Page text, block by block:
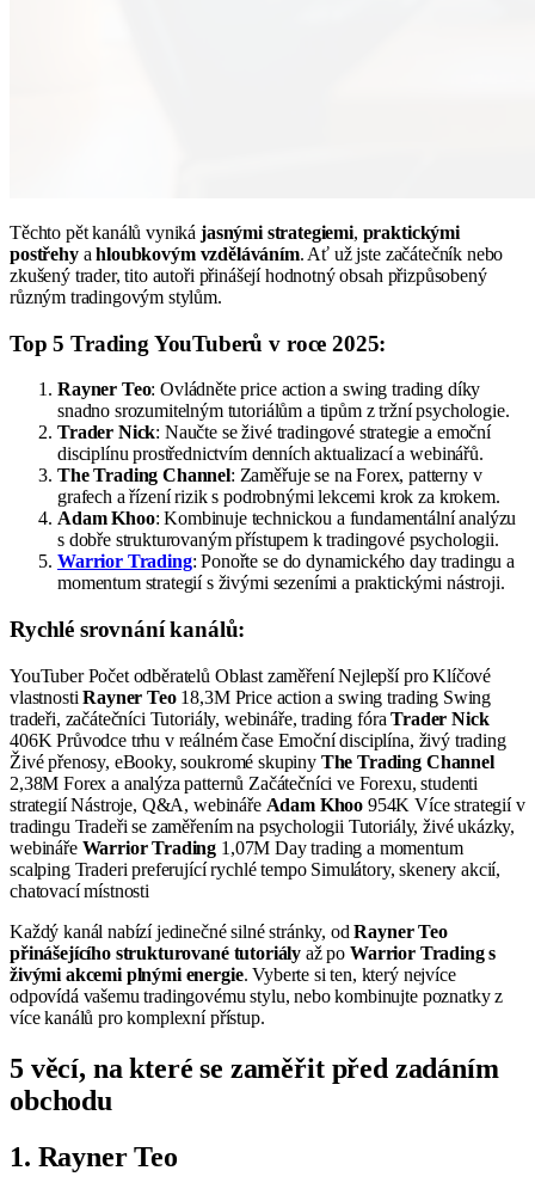
Těchto pět kanálů vyniká jasnými strategiemi, praktickými
postřehyahloubkovým vzděláváním. Ať už jste začátečník nebo
zkušený trader, tito autoři přinášejí hodnotný obsah přizpůsobený
různým tradingovým stylům.
Top 5 Trading YouTuberů v roce 2025:
Rayner Teo: Ovládněte price action a swing trading díky
snadno srozumitelným tutoriálům a tipům z tržní psychologie.
Trader Nick: Naučte se živé tradingové strategie a emoční
disciplínu prostřednictvím denních aktualizací a webinářů.
The Trading Channel: Zaměřuje se na Forex, patterny v
grafech a řízení rizik s podrobnými lekcemi krok za krokem.
Adam Khoo: Kombinuje technickou a fundamentální analýzu
s dobře strukturovaným přístupem k tradingové psychologii.
Warrior Trading: Ponořte se do dynamického day tradingu a
momentum strategií s živými sezeními a praktickými nástroji.
Rychlé srovnání kanálů:
YouTuber Počet odběratelů Oblast zaměření Nejlepší pro Klíčové
vlastnostiRayner Teo18,3M Price action a swing trading Swing
tradeři, začátečníci Tutoriály, webináře, trading fóraTrader Nick
406K Průvodce trhu v reálném čase Emoční disciplína, živý trading
Živé přenosy, eBooky, soukromé skupiny The Trading Channel
2,38M Forex a analýza patternů Začátečníci ve Forexu, studenti
strategií Nástroje, Q&A, webináře Adam Khoo 954K Více strategií v
tradingu Tradeři se zaměřením na psychologii Tutoriály, živé ukázky,
webináře Warrior Trading 1,07M Day trading a momentum
scalping Traderi preferující rychlé tempo Simulátory, skenery akcií,
chatovací místnosti
Každý kanál nabízí jedinečné silné stránky, odRayner Teo
přinášejícího strukturované tutoriály až po Warrior Trading s
živými akcemi plnými energie. Vyberte si ten, který nejvíce
odpovídá vašemu tradingovému stylu, nebo kombinujte poznatky z
více kanálů pro komplexní přístup.
5 věcí, na které se zaměřit před zadáním
obchodu
1. Rayner Teo